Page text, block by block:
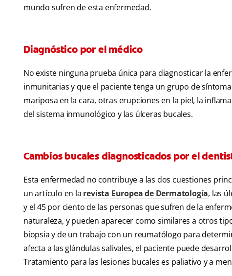
mundo sufren de esta enfermedad.
Diagnóstico por el médico
No existe ninguna prueba única para diagnosticar la
inmunitarias y que el paciente tenga un grupo de
mariposa en la cara, otras erupciones en la piel, la
del sistema inmunológico y las úlceras bucales.
Cambios bucales diagnosticados por el
Esta enfermedad no contribuye a las dos cuestiones
un artículo en la revista Europea de Dermatología, las
y el 45 por ciento de las personas que sufren de la
naturaleza, y pueden aparecer como similares a otros
biopsia y de un trabajo con un reumatólogo para
afecta a las glándulas salivales, el paciente puede
Tratamiento para las lesiones bucales es paliativo y a